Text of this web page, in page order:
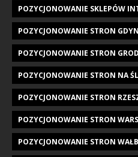
POZYCJONOWANIE SKLEPÓW
POZYCJONOWANIE STRON
POZYCJONOWANIE STRON
POZYCJONOWANIE STRON NA
POZYCJONOWANIE STRON
POZYCJONOWANIE STRON
POZYCJONOWANIE STRON